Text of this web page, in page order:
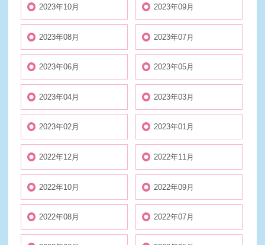
2023年10月 2023年09月
2023年08月 2023年07月
2023年06月 2023年05月
2023年04月 2023年03月
2023年02月 2023年01月
2022年12月 2022年11月
2022年10月 2022年09月
2022年08月 2022年07月